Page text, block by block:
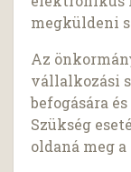
megküldeni
Az
vállalkozási
befogására
Szükség
oldaná meg